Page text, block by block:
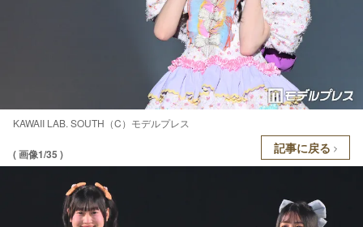
KAWAII LAB. SOUTH（C）モデルプレス
( 画像1/35 ) 記事に戻る